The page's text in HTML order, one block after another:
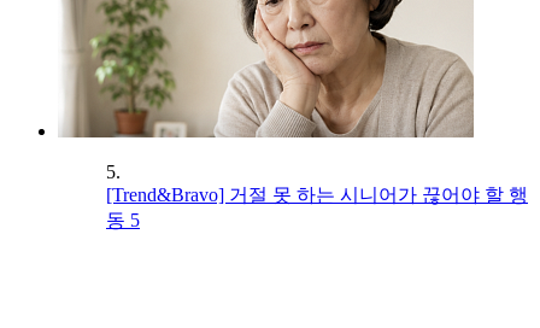
5.
[Trend&Bravo] 거절 못 하는 시니어가 끊어야 할 행
동 5